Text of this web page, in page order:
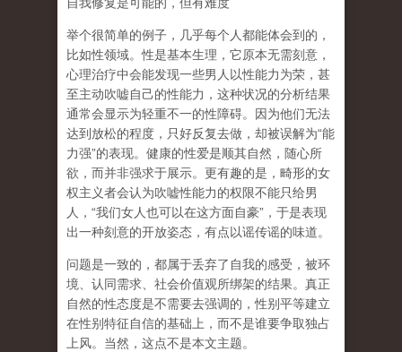
举个很简单的例子，几乎每个人都能体会到的，
比如性领域。性是基本生理，它原本无需刻意，
心理治疗中会能发现一些男人以性能力为荣，甚
至主动吹嘘自己的性能力，这种状况的分析结果
通常会显示为轻重不一的性障碍。因为他们无法
达到放松的程度，只好反复去做，却被误解为“能
力强”的表现。健康的性爱是顺其自然，随心所
欲，而并非强求于展示。更有趣的是，畸形的女
权主义者会认为吹嘘性能力的权限不能只给男
人， “我们女人也可以在这方面自豪” ，于是表现
出一种刻意的开放姿态，有点以谣传谣的味道。
问题是一致的，都属于丢弃了自我的感受，被环
境、认同需求、社会价值观所绑架的结果。真正
自然的性态度是不需要去强调的，性别平等建立
在性别特征自信的基础上，而不是谁要争取独占
上风。当然，这点不是本文主题。